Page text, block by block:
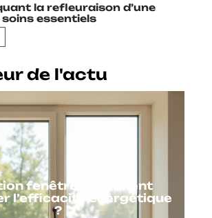
la refleuraison d’une
essentiels
de l'actu
fenêtre : comment
l’efficacité énergétique
?